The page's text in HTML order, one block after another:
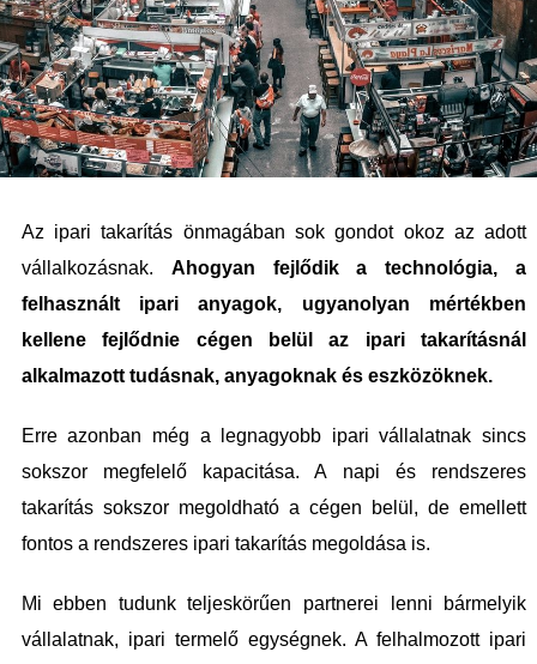
Az ipari takarítás önmagában sok gondot okoz az adott
vállalkozásnak. Ahogyan fejlődik a technológia, a
felhasznált ipari anyagok, ugyanolyan mértékben
kellene fejlődnie cégen belül az ipari takarításnál
alkalmazott tudásnak, anyagoknak és eszközöknek.
Erre azonban még a legnagyobb ipari vállalatnak sincs
sokszor megfelelő kapacitása. A napi és rendszeres
takarítás sokszor megoldható a cégen belül, de emellett
fontos a rendszeres ipari takarítás megoldása is.
Mi ebben tudunk teljeskörűen partnerei lenni bármelyik
vállalatnak, ipari termelő egységnek. A felhalmozott ipari